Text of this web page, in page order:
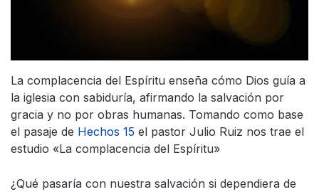
La complacencia del Espíritu enseña cómo Dios guía a
la iglesia con sabiduría, afirmando la salvación por
gracia y no por obras humanas. Tomando como base
el pasaje de Hechos 15 el pastor Julio Ruiz nos trae el
estudio «La complacencia del Espíritu»
¿Qué pasaría con nuestra salvación si dependiera de